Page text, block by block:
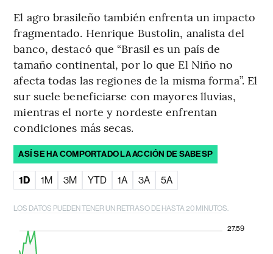
El agro brasileño también enfrenta un impacto
fragmentado. Henrique Bustolin, analista del
banco, destacó que “Brasil es un país de
tamaño continental, por lo que El Niño no
afecta todas las regiones de la misma forma”. El
sur suele beneficiarse con mayores lluvias,
mientras el norte y nordeste enfrentan
condiciones más secas.
ASÍ SE HA COMPORTADO LA ACCIÓN DE SABESP
1D 1M 3M YTD 1A 3A 5A
LOS DATOS PUEDEN TENER UN RETRASO DE HASTA 20 MINUTOS.
27.59